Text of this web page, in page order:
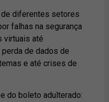
diferentes setores
falhas na segurança
virtuais até
de dados de
e até crises de
do boleto adulterado: